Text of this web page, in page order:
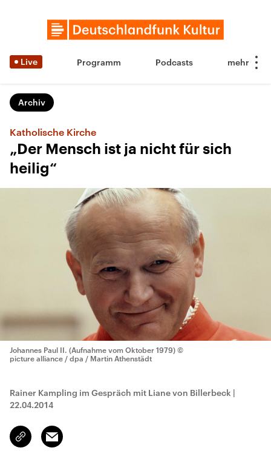
Live Programm Podcasts
Archiv
Katholische Kirche
„Der Mensch ist ja nicht für sich
heilig“
Johannes Paul II. (Aufnahme vom Oktober 1979) ©
picture alliance / dpa / Martin Athenstädt
Rainer Kampling im Gespräch mit Liane von Billerbeck |
22.04.2014
Link
kopieren/teilen
Email